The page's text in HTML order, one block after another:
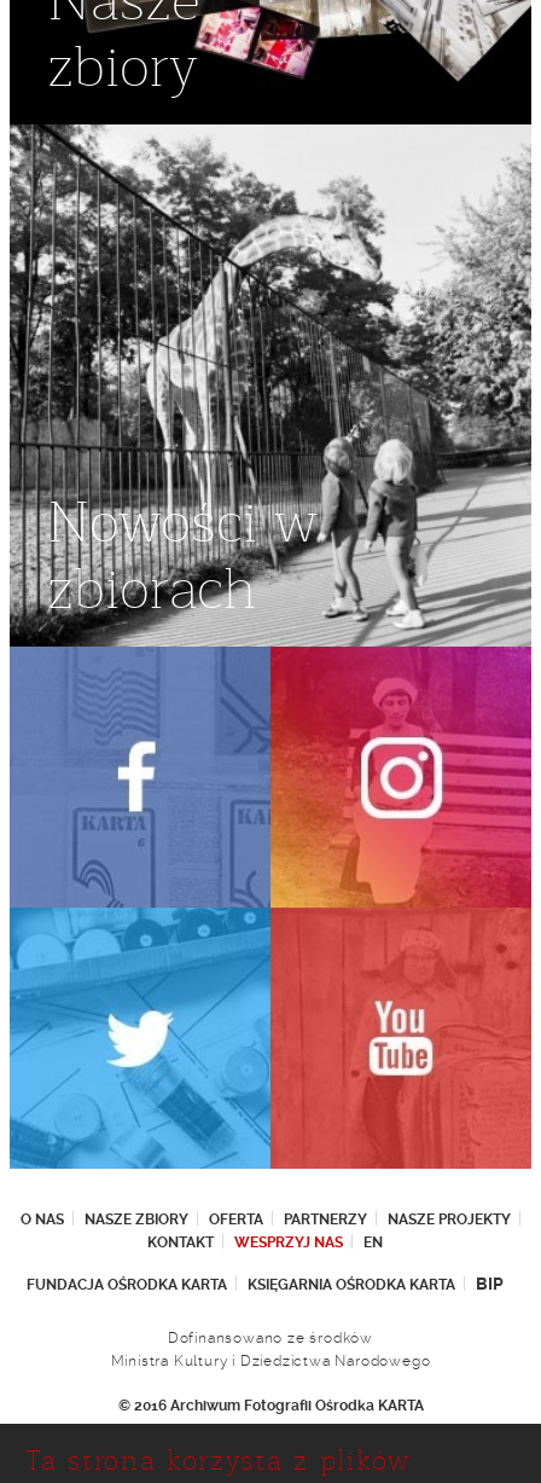
zbiory
Nowości w
zbiorach
O NAS NASZE ZBIORY OFERTA PARTNERZY
NASZE PROJEKTY
KONTAKT
WESPRZYJ NAS EN
FUNDACJA OŚRODKA KARTA KSIĘGARNIA OŚRODKA KARTA BIP
Dofinansowano ze środków
Ministra Kultury i Dziedzictwa Narodowego
© 2016 Archiwum Fotografii Ośrodka KARTA
Ul. Narbutta 29
Ta strona korzysta z plików